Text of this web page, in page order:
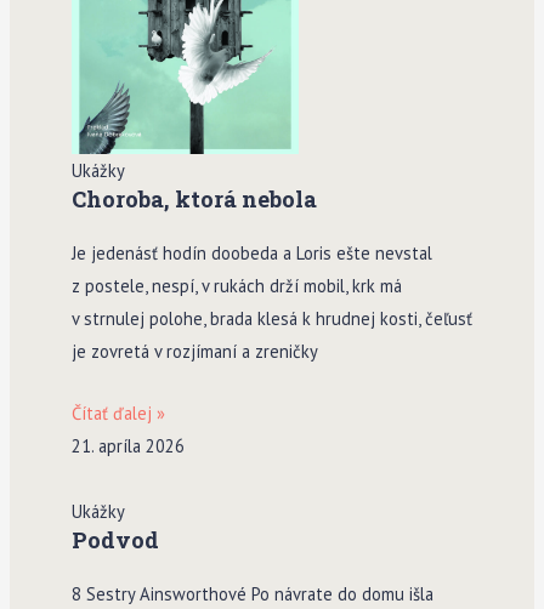
Ukážky
Choroba, ktorá nebola
Je jedenásť hodín doobeda a Loris ešte nevstal
z postele, nespí, v rukách drží mobil, krk má
v strnulej polohe, brada klesá k hrudnej kosti, čeľusť
je zovretá v rozjímaní a zreničky
Čítať ďalej »
21. apríla 2026
Ukážky
Podvod
8 Sestry Ainsworthové Po návrate do domu išla